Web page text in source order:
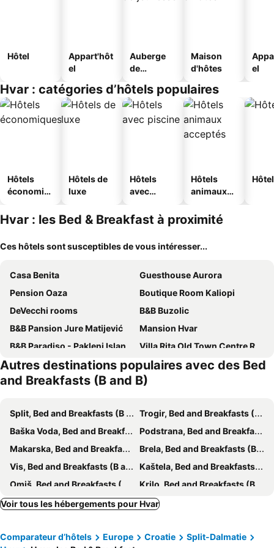
Hôtel
Appart'hôt
el
Auberge
de
Maison
d'hôtes
el
Hvar : catégories d’hôtels populaires
Hôtels
économiq
Hôtels de
luxe
Hôtels
avec
Hôtels
animaux
Hvar : les Bed & Breakfast à proximité
Ces hôtels sont susceptibles de vous intéresser...
Casa Benita
Guesthouse Aurora
Pension Oaza
Boutique Room Kaliopi
DeVecchi rooms
B&B Buzolic
B&B Pansion Jure Matijević
Mansion Hvar
B&B Paradiso - Pakleni Islands Hvar
Villa Rita Old Town Centre Rooms
B&B Zora Panoramic View
Casa Benita Boutique B&B
B&b Zora Panoramic View
Chamberlain
Villa Nera
Autres destinations populaires avec des Bed
and Breakfasts (B and B)
Split, Bed and Breakfasts (B and B)
Trogir, Bed and Breakfasts (B and B)
Baška Voda, Bed and Breakfasts (B and B)
Podstrana, Bed and Breakfasts (B and B)
Makarska, Bed and Breakfasts (B and B)
Brela, Bed and Breakfasts (B and B)
Vis, Bed and Breakfasts (B and B)
Kaštela, Bed and Breakfasts (B and B)
Omiš, Bed and Breakfasts (B and B)
Krilo, Bed and Breakfasts (B and B)
Duće, Bed and Breakfasts (B and B)
Jelsa, Bed and Breakfasts (B and B)
Marina, Bed and Breakfasts (B and B)
Selca, Bed and Breakfasts (B and B)
Voir tous les hébergements pour Hvar
Comparateur d’hôtels Europe Croatie
Split-Dalmatie